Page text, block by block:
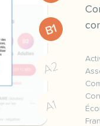
B1
A2
A1